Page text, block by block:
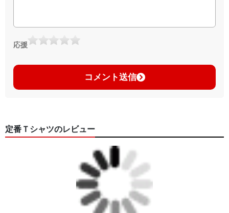
応援
コメント送信
定番Ｔシャツのレビュー